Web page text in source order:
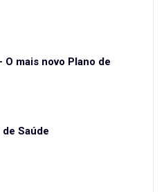
O mais novo Plano de
Saúde